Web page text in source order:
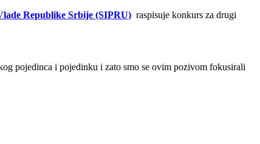
Republike Srbije (SIPRU) raspisuje konkurs za drugi
pojedinca i pojedinku i zato smo se ovim pozivom fokusirali